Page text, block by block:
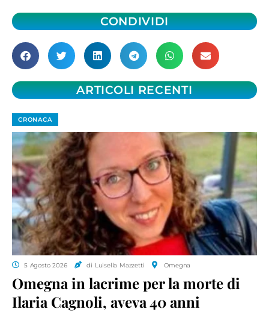
CONDIVIDI
ARTICOLI RECENTI
CRONACA
5 Agosto 2026 di Luisella Mazzetti Omegna
Omegna in lacrime per la morte di
Ilaria Cagnoli, aveva 40 anni